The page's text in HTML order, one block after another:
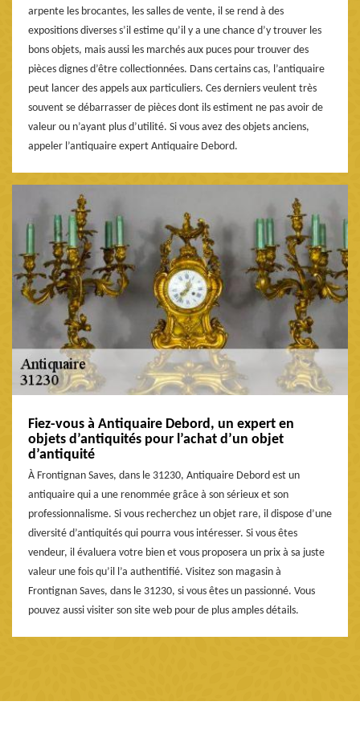
arpente les brocantes, les salles de vente, il se rend à des
expositions diverses s’il estime qu’il y a une chance d’y trouver les
bons objets, mais aussi les marchés aux puces pour trouver des
pièces dignes d’être collectionnées. Dans certains cas, l’antiquaire
peut lancer des appels aux particuliers. Ces derniers veulent très
souvent se débarrasser de pièces dont ils estiment ne pas avoir de
valeur ou n’ayant plus d’utilité. Si vous avez des objets anciens,
appeler l’antiquaire expert Antiquaire Debord.
Fiez-vous à Antiquaire Debord, un expert en
objets d’antiquités pour l’achat d’un objet
d’antiquité
À Frontignan Saves, dans le 31230, Antiquaire Debord est un
antiquaire qui a une renommée grâce à son sérieux et son
professionnalisme. Si vous recherchez un objet rare, il dispose d’une
diversité d’antiquités qui pourra vous intéresser. Si vous êtes
vendeur, il évaluera votre bien et vous proposera un prix à sa juste
valeur une fois qu’il l’a authentifié. Visitez son magasin à
Frontignan Saves, dans le 31230, si vous êtes un passionné. Vous
pouvez aussi visiter son site web pour de plus amples détails.